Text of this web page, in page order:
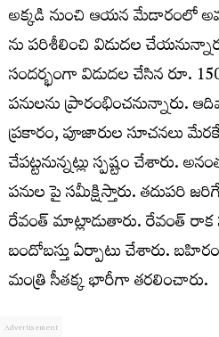
అక్కడి నుంచి ఆయన మేడారంలో
ను పరిశీలించి విడుదల
సందర్భంగా విడుదల చేసిన రూ.
పనులను
ప్రకారం, పూజారుల సూచనలు
చేపట్టనున్నట్లు స్పష్టం చేశారు.
పనుల పై సమీక్షిస్తారు. తదుపరి
రేవంత్ మాట్లాడుతారు. రేవంత్
బందోబస్తు ఏర్పాటు చేశారు.
మంత్రి సీతక్క భారీగా తరలించారు.